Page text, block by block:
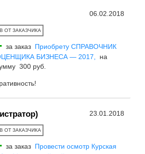
06.02.2018
ОТ ЗАКАЗЧИКА
за заказ Приобрету СПРАВОЧНИК
БИЗНЕСА — 2017,
на
300 руб.
23.01.2018
ОТ ЗАКАЗЧИКА
за заказ Провести осмотр Курская